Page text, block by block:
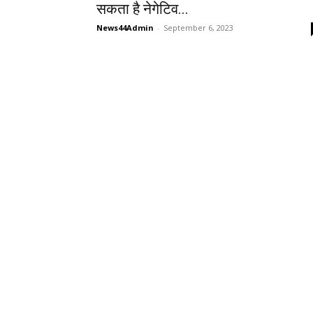
सकता है नेगेटिव...
News44Admin - September 6, 2023